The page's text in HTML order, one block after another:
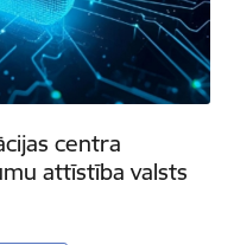
centra
attīstība valsts